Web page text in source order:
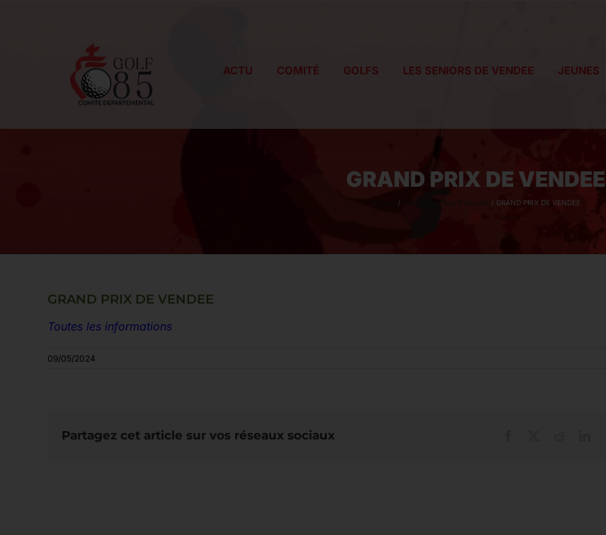
ACTU COMITÉ GOLFS LES SENIORS DE VENDEE JEUNES
GRAND PRIX DE VENDEE
Page d'accueil GRAND PRIX DE VENDEE
GRAND PRIX DE VENDEE
Toutes les informations
09/05/2024
Partagez cet article sur vos réseaux sociaux